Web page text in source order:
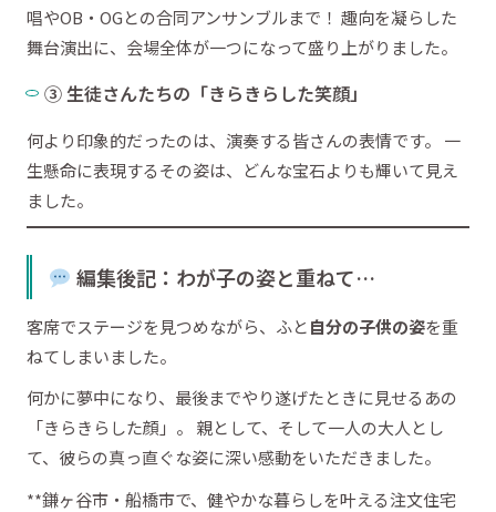
唱やOB・OGとの合同アンサンブルまで！ 趣向を凝らした
舞台演出に、会場全体が一つになって盛り上がりました。
③ 生徒さんたちの「きらきらした笑顔」
何より印象的だったのは、演奏する皆さんの表情です。 一
生懸命に表現するその姿は、どんな宝石よりも輝いて見え
ました。
編集後記：わが子の姿と重ねて…
客席でステージを見つめながら、ふと自分の子供の姿を重
ねてしまいました。
何かに夢中になり、最後までやり遂げたときに見せるあの
「きらきらした顔」。 親として、そして一人の大人とし
て、彼らの真っ直ぐな姿に深い感動をいただきました。
**鎌ヶ谷市・船橋市で、健やかな暮らしを叶える注文住宅